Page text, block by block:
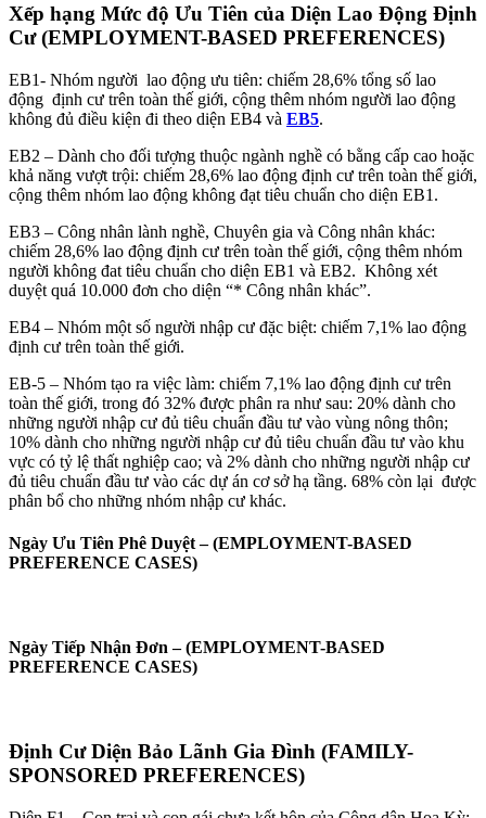
Xếp hạng Mức độ Ưu Tiên của Diện Lao Động Định
Cư(EMPLOYMENT-BASED PREFERENCES)
EB1- Nhóm người lao động ưu tiên: chiếm 28,6% tổng số lao
động định cư trên toàn thế giới, cộng thêm nhóm người lao động
không đủ điều kiện đi theo diện EB4 và EB5.
EB2 – Dành cho đối tượng thuộc ngành nghề có bằng cấp cao hoặc
khả năng vượt trội: chiếm 28,6% lao động định cư trên toàn thế giới,
cộng thêm nhóm lao động không đạt tiêu chuẩn cho diện EB1.
EB3 – Công nhân lành nghề, Chuyên gia và Công nhân khác:
chiếm 28,6% lao động định cư trên toàn thế giới, cộng thêm nhóm
người không đat tiêu chuẩn cho diện EB1 và EB2. Không xét
duyệt quá 10.000 đơn cho diện “* Công nhân khác”.
EB4 – Nhóm một số người nhập cư đặc biệt: chiếm 7,1% lao động
định cư trên toàn thế giới.
EB-5 – Nhóm tạo ra việc làm: chiếm 7,1% lao động định cư trên
toàn thế giới, trong đó 32% được phân ra như sau: 20% dành cho
những người nhập cư đủ tiêu chuẩn đầu tư vào vùng nông thôn;
10% dành cho những người nhập cư đủ tiêu chuẩn đầu tư vào khu
vực có tỷ lệ thất nghiệp cao; và 2% dành cho những người nhập cư
đủ tiêu chuẩn đầu tư vào các dự án cơ sở hạ tầng. 68% còn lại được
phân bổ cho những nhóm nhập cư khác.
Ngày Ưu Tiên Phê Duyệt – (EMPLOYMENT-BASED
PREFERENCE CASES)
Ngày Tiếp Nhận Đơn – (EMPLOYMENT-BASED
PREFERENCE CASES)
Định Cư Diện Bảo Lãnh Gia Đình (FAMILY-
SPONSORED PREFERENCES)